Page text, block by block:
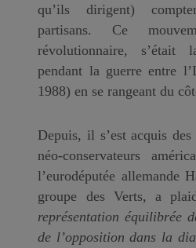
qu’ils dirigent)
partisans. Ce
révolutionnaire, s’était
pendant la guerre entre
1988) en se rangeant du
Depuis, il s’est acquis
néo-conservateurs
l’eurodéputée allemande
groupe des Verts, a
représentation équilibrée
de l’opposition dans la